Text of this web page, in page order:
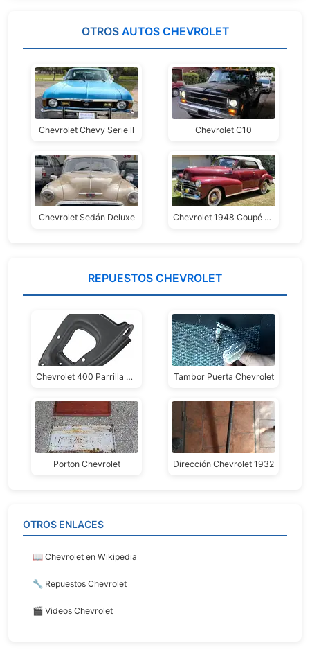
OTROS AUTOS CHEVROLET
Chevrolet Chevy Serie ll Chevrolet C10
Chevrolet Sedán Deluxe Chevrolet 1948 Coupé Convertible Fleetmaster Deluxe
REPUESTOS CHEVROLET
Chevrolet 400 Parrilla Superior Tambor Puerta Chevrolet
Porton Chevrolet Dirección Chevrolet 1932
OTROS ENLACES
📖 Chevrolet en Wikipedia
🔧 Repuestos Chevrolet
🎬 Videos Chevrolet